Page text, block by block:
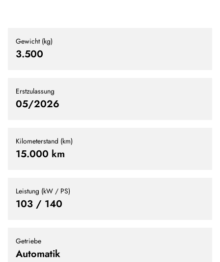
Gewicht (kg)
3.500
Erstzulassung
05/2026
Kilometerstand (km)
15.000 km
Leistung (kW / PS)
103 / 140
Getriebe
Automatik